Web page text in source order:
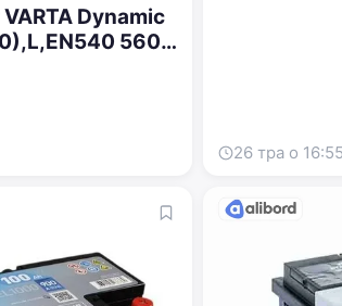
Dynamic
560
26 тра о 16:55
акаунт